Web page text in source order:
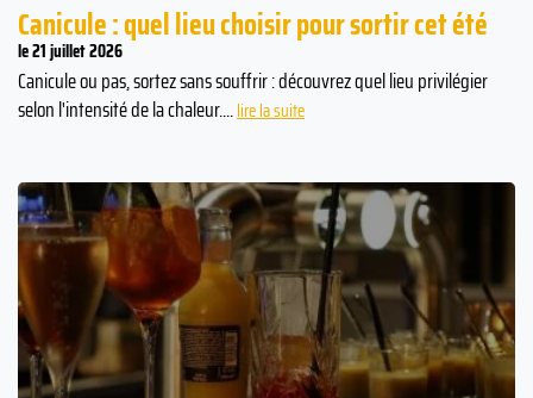
Canicule : quel lieu choisir pour sortir cet été
le 21 juillet 2026
Canicule ou pas, sortez sans souffrir : découvrez quel lieu privilégier
selon l'intensité de la chaleur....lire la suite